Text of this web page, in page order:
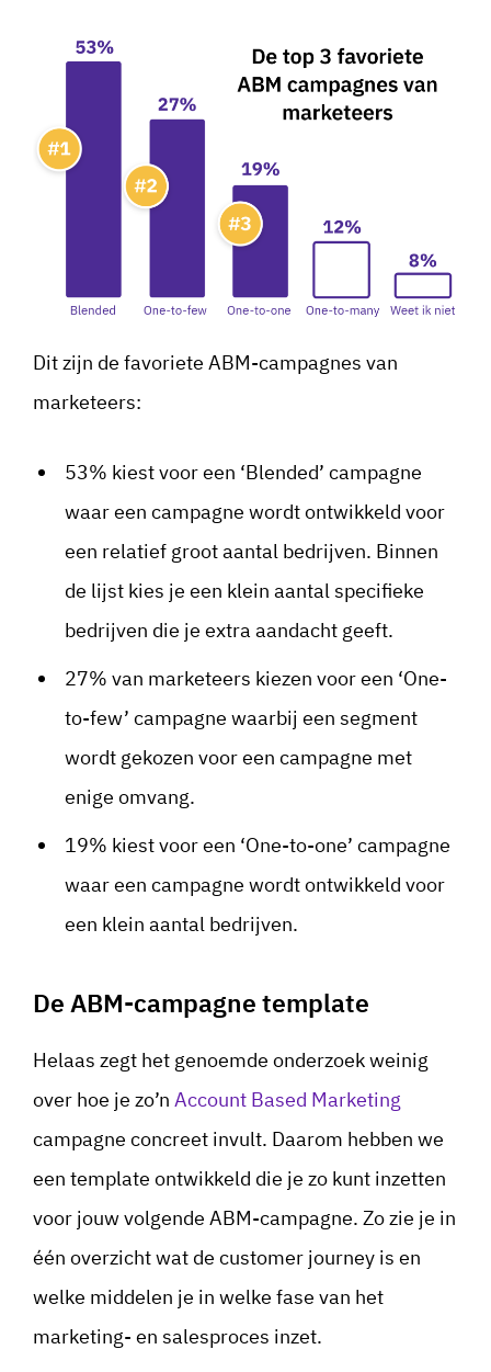
Dit zijn de favoriete ABM-campagnes van
marketeers:
53% kiest voor een ‘Blended’ campagne
waar een campagne wordt ontwikkeld voor
een relatief groot aantal bedrijven. Binnen
de lijst kies je een klein aantal specifieke
bedrijven die je extra aandacht geeft.
27% van marketeers kiezen voor een ‘One-
to-few’ campagne waarbij een segment
wordt gekozen voor een campagne met
enige omvang.
19% kiest voor een ‘One-to-one’ campagne
waar een campagne wordt ontwikkeld voor
een klein aantal bedrijven.
De ABM-campagne template
Helaas zegt het genoemde onderzoek weinig
over hoe je zo’n Account Based Marketing
campagne concreet invult. Daarom hebben we
een template ontwikkeld die je zo kunt inzetten
voor jouw volgende ABM-campagne. Zo zie je in
één overzicht wat de customer journey is en
welke middelen je in welke fase van het
marketing- en salesproces inzet.